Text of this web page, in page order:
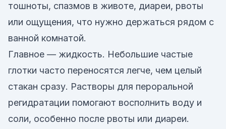
тошноты, спазмов в животе, диареи, рвоты
или ощущения, что нужно держаться рядом с
ванной комнатой.
Главное — жидкость. Небольшие частые
глотки часто переносятся легче, чем целый
стакан сразу. Растворы для пероральной
регидратации помогают восполнить воду и
соли, особенно после рвоты или диареи.